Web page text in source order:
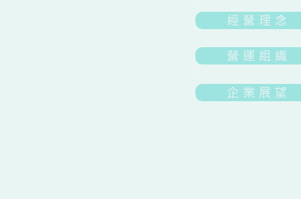
經 營 理 念
營 運 組 織
企 業 展 望